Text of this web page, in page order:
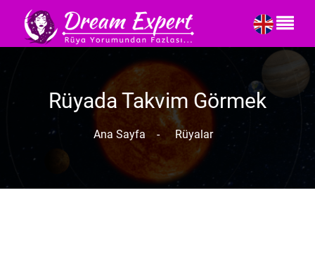
Rüyada Takvim Görmek
Ana Sayfa - Rüyalar